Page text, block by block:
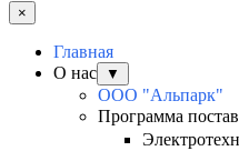
×
Главная
О нас
▼
ООО "Альпарк"
Программа